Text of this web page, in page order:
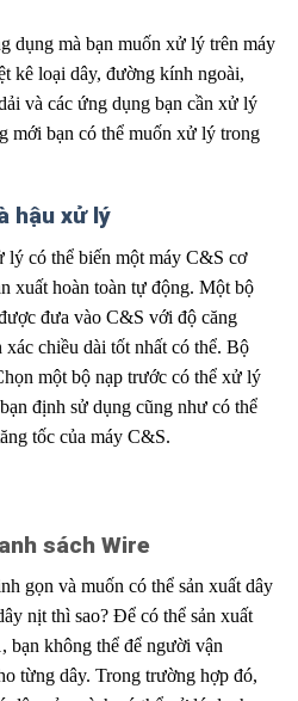
dụng mà bạn muốn xử lý trên máy
kê loại dây, đường kính ngoài,
và các ứng dụng bạn cần xử lý
mới bạn có thể muốn xử lý trong
hậu xử lý
có thể biến một máy C&S cơ
xuất hoàn toàn tự động. Một bộ
đưa vào C&S với độ căng
xác chiều dài tốt nhất có thể. Bộ
một bộ nạp trước có thể xử lý
định sử dụng cũng như có thể
tốc của máy C&S.
sách Wire
gọn và muốn có thể sản xuất dây
nịt thì sao? Để có thể sản xuất
bạn không thể để người vận
từng dây. Trong trường hợp đó,